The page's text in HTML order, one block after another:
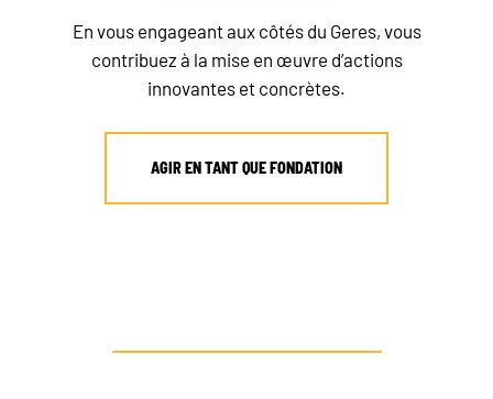
RECRUTEMENT
NEWSLETTER
En vous engageant aux côtés du Geres, vous
contribuez à la mise en œuvre d’actions
innovantes et concrètes.
AGIR EN TANT QUE FONDATION